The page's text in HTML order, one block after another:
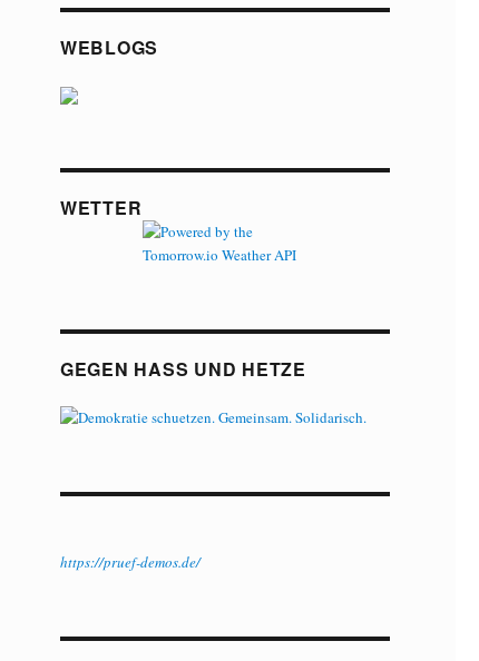
WEBLOGS
WETTER
GEGEN HASS UND HETZE
https://pruef-demos.de/